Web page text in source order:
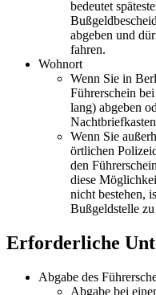
bedeutet
abgeben und
fahren.
Wohnort
Wenn Sie in
Führerschein
lang) abgeben
Wenn Sie
örtlichen
den
diese
nicht bestehen,
Bußgeldstelle zu
Erforderliche
Abgabe des
Abgabe bei